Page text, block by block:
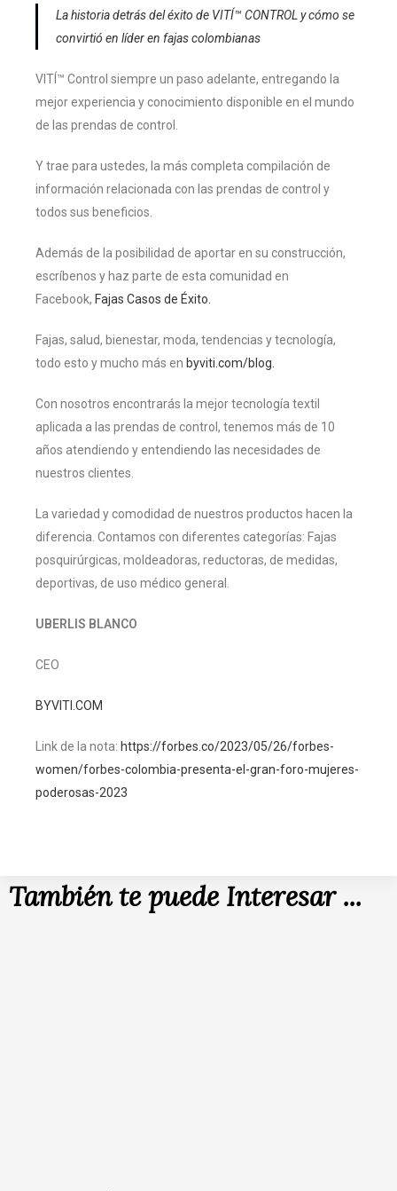
La historia detrás del éxito de VITÍ™ CONTROL y cómo se
convirtió en líder en fajas colombianas
VITÍ™ Control siempre un paso adelante, entregando la
mejor experiencia y conocimiento disponible en el mundo
de las prendas de control.
Y trae para ustedes, la más completa compilación de
información relacionada con las prendas de control y
todos sus beneficios.
Además de la posibilidad de aportar en su construcción,
escríbenos y haz parte de esta comunidad en
Facebook, Fajas Casos de Éxito.
Fajas, salud, bienestar, moda, tendencias y tecnología,
todo esto y mucho más en byviti.com/blog.
Con nosotros encontrarás la mejor tecnología textil
aplicada a las prendas de control, tenemos más de 10
años atendiendo y entendiendo las necesidades de
nuestros clientes.
La variedad y comodidad de nuestros productos hacen la
diferencia. Contamos con diferentes categorías: Fajas
posquirúrgicas, moldeadoras, reductoras, de medidas,
deportivas, de uso médico general.
UBERLIS BLANCO
CEO
BYVITI.COM
Link de la nota: https://forbes.co/2023/05/26/forbes-
women/forbes-colombia-presenta-el-gran-foro-mujeres-
poderosas-2023
También te puede Interesar ...